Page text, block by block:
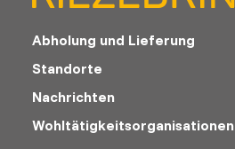
Abholung und Lieferung
Standorte
Nachrichten
Wohltätigkeitsorganisationen